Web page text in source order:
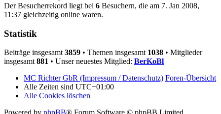
Der Besucherrekord liegt bei 6 Besuchern, die am 7. Jan 2008,
11:37 gleichzeitig online waren.
Statistik
Beiträge insgesamt 3859 • Themen insgesamt 1038 • Mitglieder
insgesamt 881 • Unser neuestes Mitglied: BerKoBl
MC Richter GbR (Impressum / Datenschutz) Foren-Übersicht
Alle Zeiten sind UTC+01:00
Alle Cookies löschen